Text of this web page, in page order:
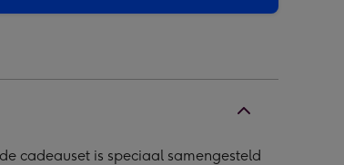
cadeauset is speciaal samengesteld